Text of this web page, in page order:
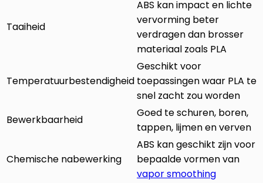
Taaiheid
ABS kan impact en lichte
vervorming beter
verdragen dan brosser
materiaal zoals PLA
Temperatuurbestendigheid
Geschikt voor
toepassingen waar PLA te
snel zacht zou worden
Bewerkbaarheid
Goed te schuren, boren,
tappen, lijmen en verven
Chemische nabewerking
ABS kan geschikt zijn voor
bepaalde vormen van
vapor smoothing